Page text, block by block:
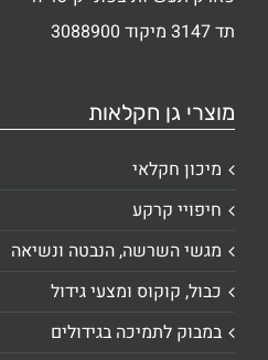
תד 3147 מיקוד 3088900
מוצרי גן חקלאות
מיכון חקלאי
חיפויי קרקע
מגשי השרשה, הנבטה ונשיאה
כבול, קוקוס ומצעי גידול
במבוק לתמיכה בגידולים